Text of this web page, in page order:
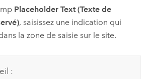
Placeholder Text (Texte de
, saisissez une indication qui
la zone de saisie sur le site.
: